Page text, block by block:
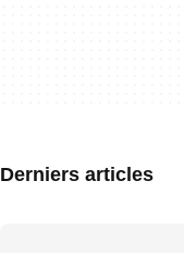
Derniers articles